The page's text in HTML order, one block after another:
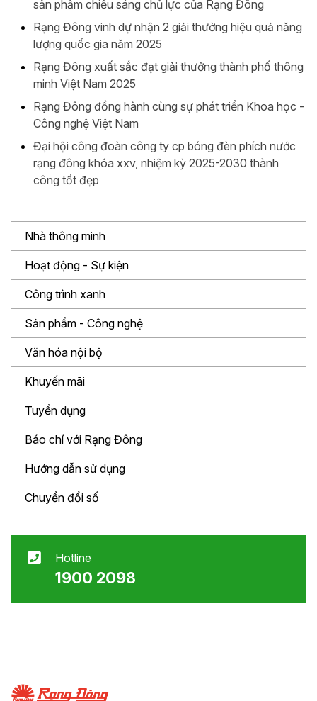
sản phẩm chiếu sáng chủ lực của Rạng Đông
Rạng Đông vinh dự nhận 2 giải thưởng hiệu quả năng
lượng quốc gia năm 2025
Rạng Đông xuất sắc đạt giải thưởng thành phố thông
minh Việt Nam 2025
Rạng Đông đồng hành cùng sự phát triển Khoa học -
Công nghệ Việt Nam
Đại hội công đoàn công ty cp bóng đèn phích nước
rạng đông khóa xxv, nhiệm kỳ 2025-2030 thành
công tốt đẹp
Nhà thông minh
Hoạt động - Sự kiện
Công trình xanh
Sản phẩm - Công nghệ
Văn hóa nội bộ
Khuyến mãi
Tuyển dụng
Báo chí với Rạng Đông
Hướng dẫn sử dụng
Chuyển đổi số
Hotline
1900 2098